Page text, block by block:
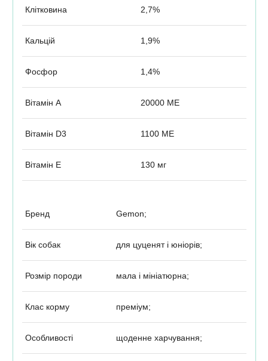
Клітковина 2,7%
Кальцій 1,9%
Фосфор 1,4%
Вітамін А 20000 МЕ
Вітамін D3 1100 МЕ
Вітамін Е 130 мг
Бренд Gemon;
Вік собак для цуценят і юніорів;
Розмір породи мала і мініатюрна;
Клас корму преміум;
Особливості щоденне харчування;